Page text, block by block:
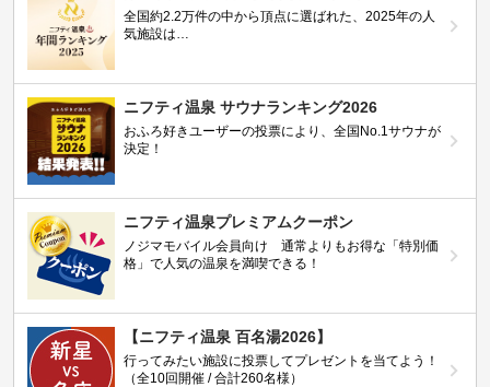
全国約2.2万件の中から頂点に選ばれた、2025年の人
気施設は…
ニフティ温泉 サウナランキング2026
おふろ好きユーザーの投票により、全国No.1サウナが
決定！
ニフティ温泉プレミアムクーポン
ノジマモバイル会員向け 通常よりもお得な「特別価
格」で人気の温泉を満喫できる！
【ニフティ温泉 百名湯2026】
行ってみたい施設に投票してプレゼントを当てよう！
（全10回開催 / 合計260名様）